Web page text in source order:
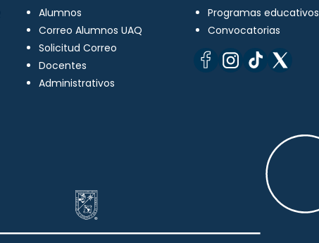
Alumnos
Correo Alumnos UAQ
Solicitud Correo
Docentes
Administrativos
Programas educativos
Convocatorias